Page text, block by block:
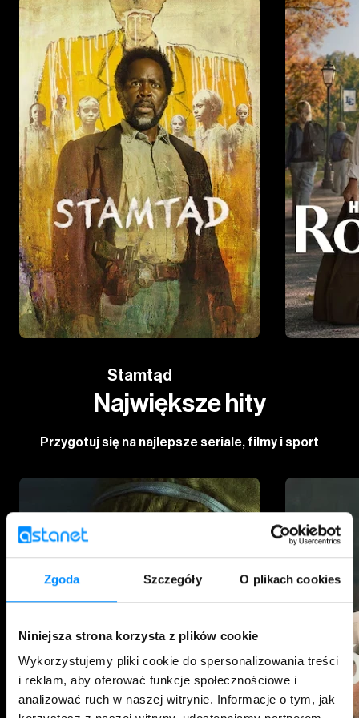
Zgoda Szczegóły O plikach cookies
Niniejsza strona korzysta z plików cookie
Wykorzystujemy pliki cookie do spersonalizowania treści
i reklam, aby oferować funkcje społecznościowe i
analizować ruch w naszej witrynie. Informacje o tym, jak
Stamtąd
Największe hity
Przygotuj się na najlepsze seriale, filmy i sport